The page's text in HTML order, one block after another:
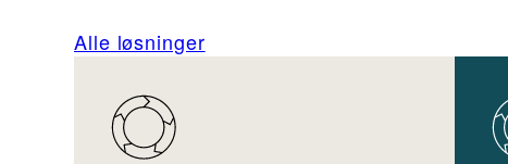
Alle løsninger